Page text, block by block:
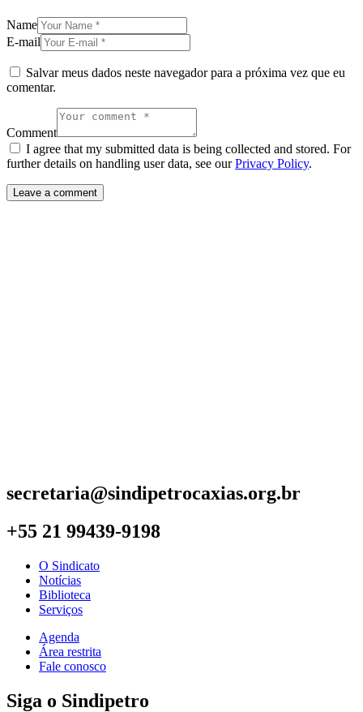
Name
E-mail
Salvar meus dados neste navegador para a próxima vez que eu
comentar.
Comment
I agree that my submitted data is being collected and stored. For
further details on handling user data, see ourPrivacy Policy.
secretaria@sindipetrocaxias.org.br
+55 21 99439-9198
O Sindicato
Notícias
Biblioteca
Serviços
Agenda
Área restrita
Fale conosco
Siga o Sindipetro